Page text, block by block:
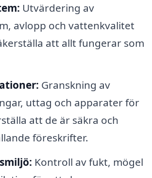
Utvärdering av
avlopp och vattenkvalitet
att allt fungerar som
Granskning av
uttag och apparater för
att de är säkra och
föreskrifter.
Kontroll av fukt, mögel